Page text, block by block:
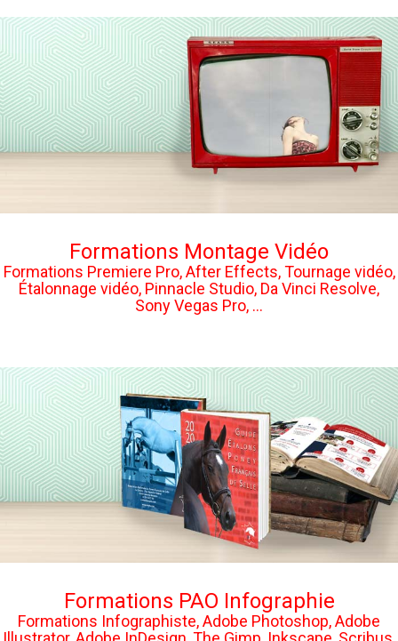
Formations Montage Vidéo
Formations Premiere Pro, After Effects, Tournage vidéo,
Étalonnage vidéo, Pinnacle Studio, Da Vinci Resolve,
Sony Vegas Pro, ...
Formations PAO Infographie
Formations Infographiste, Adobe Photoshop, Adobe